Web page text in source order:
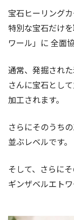
宝石ヒーリング
特別な宝石だけ
ワール」に 全面
通常、発掘され
さんに宝石とし
加工されます。
さらにそのうち
並ぶレベルです。
そして、さらに
ギンザベルエトワ